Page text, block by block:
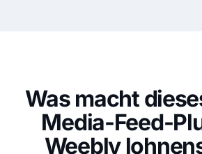
Was macht
Media-Feed-
Weebly